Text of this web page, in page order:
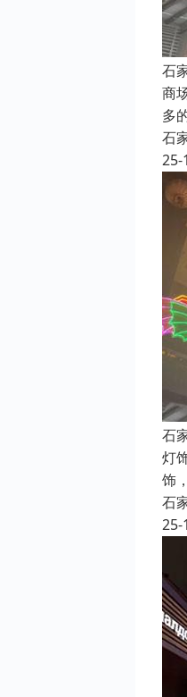
石
商
多
石
25-
石
灯
饰
石
25-